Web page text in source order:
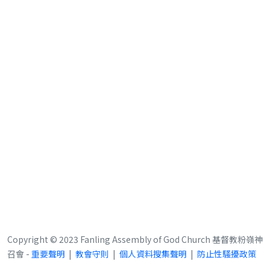
Copyright © 2023 Fanling Assembly of God Church 基督教粉嶺神
召會 - 重要聲明 | 教會守則 | 個人資料搜集聲明 | 防止性騷擾政策